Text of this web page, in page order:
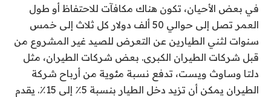
في بعض الأحيان، تكون هناك مكافآت للاحتفاظ أو طول
العمر تصل إلى حوالي 50 ألف دولار كل ثلاث إلى خمس
سنوات لثني الطيارين عن التعرض للصيد غير المشروع من
قبل شركات الطيران الكبرى. بعض شركات الطيران، مثل
دلتا وساوث ويست، تدفع نسبة مئوية من أرباح شركة
الطيران يمكن أن تزيد دخل الطيار بنسبة 5٪ إلى 15٪. يقدم